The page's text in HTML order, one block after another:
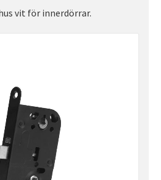
vit för innerdörrar.